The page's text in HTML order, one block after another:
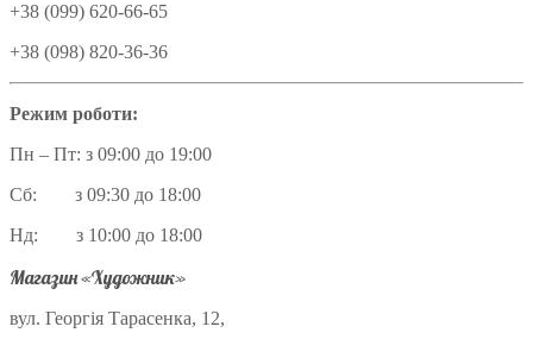
+38 (099) 620-66-65
+38 (098) 820-36-36
Режим роботи:
Пн – Пт: з 09:00 до 19:00
Сб: з 09:30 до 18:00
Нд: з 10:00 до 18:00
Магазин «Художник»
вул. Георгія Тарасенка, 12,